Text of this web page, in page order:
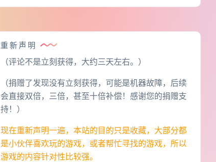
重新声明
（评论不是立刻获得，大约三天左右。）
（捐赠了发现没有立刻获得，可能是机器故障，后续
会直接双倍，三倍，甚至十倍补偿！感谢您的捐赠支
持！）
现在重新声明一遍，本站的目的只是收藏，大部分都
是小伙伴喜欢玩的游戏，或者帮忙寻找的游戏，所以
游戏的内容针对性比较强。